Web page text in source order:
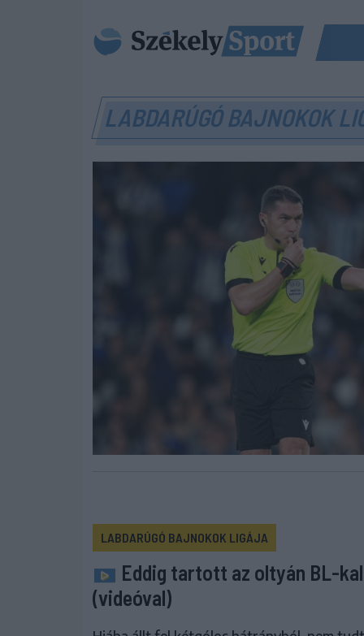
LABDARÚGÓ BAJNOKOK
LABDARÚGÓ BAJNOKOK LIGÁJA
Eddig tartott az oltyán BL-
(videóval)